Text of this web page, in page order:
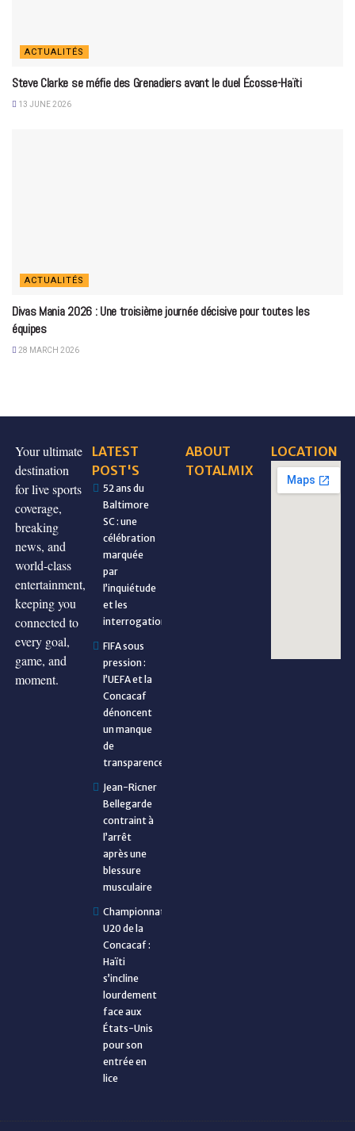
ACTUALITÉS
Steve Clarke se méfie des Grenadiers avant le duel Écosse-Haïti
13 JUNE 2026
ACTUALITÉS
Divas Mania 2026 : Une troisième journée décisive pour toutes les
équipes
28 MARCH 2026
Your ultimate
destination
for live sports
coverage,
breaking
news, and
world-class
entertainment,
keeping you
connected to
every goal,
game, and
moment.
LATEST
POST'S
52 ans du
Baltimore
SC : une
célébration
marquée
par
l’inquiétude
et les
interrogations
FIFA sous
pression :
l’UEFA et la
Concacaf
dénoncent
un manque
de
transparence
Jean-Ricner
Bellegarde
contraint à
l’arrêt
après une
blessure
musculaire
Championnat
U20 de la
Concacaf :
Haïti
s’incline
lourdement
face aux
États-Unis
pour son
entrée en
lice
ABOUT
TOTALMIX
LOCATION